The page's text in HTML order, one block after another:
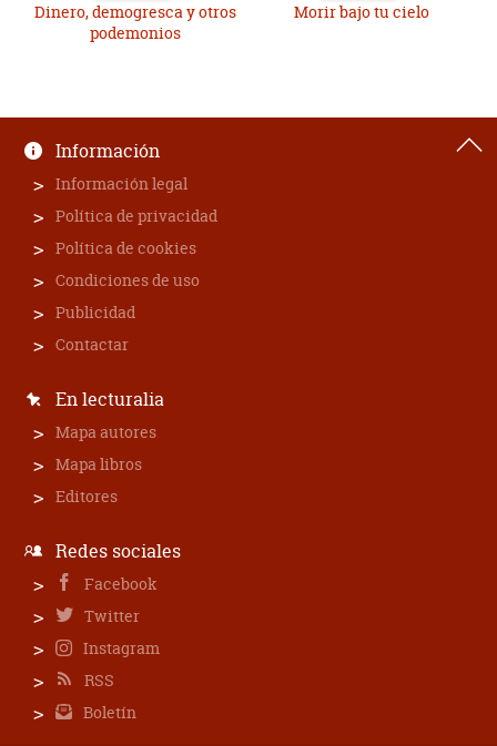
Dinero, demogresca y otros
podemonios
Morir bajo tu cielo
Información
Información legal
Política de privacidad
Política de cookies
Condiciones de uso
Publicidad
Contactar
En lecturalia
Mapa autores
Mapa libros
Editores
Redes sociales
Facebook
Twitter
Instagram
RSS
Boletín